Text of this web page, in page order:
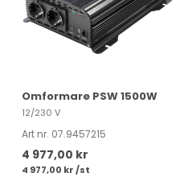
Omformare PSW 1500W
12/230 V
Art nr. 07.9457215
4 977,00 kr
4 977,00 kr /st